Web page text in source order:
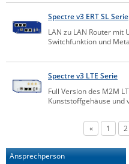
Spectre v3 ERT SL Serie
LAN zu LAN Router mit
Switchfunktion und
Spectre v3 LTE Serie
Full Version des M2M
Kunststoffgehäuse und
« 1 2
Ansprechperson